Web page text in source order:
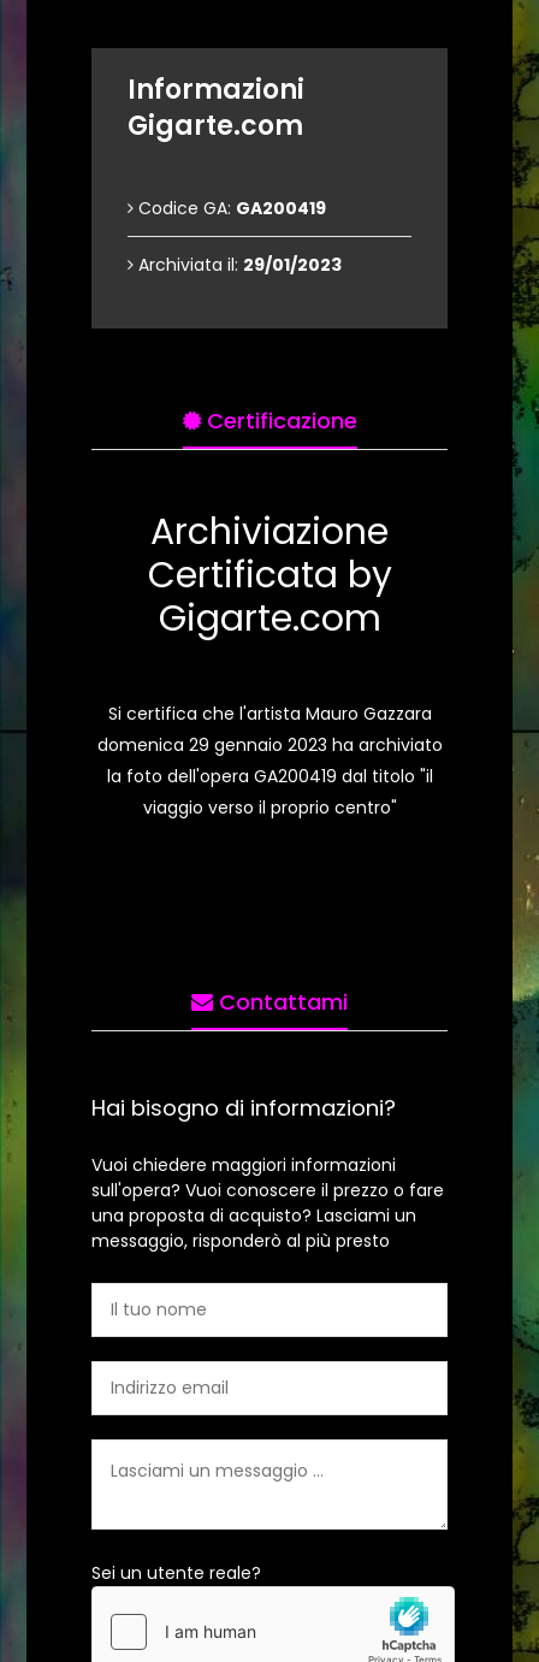
Informazioni
Gigarte.com
Codice GA: GA200419
Archiviata il: 29/01/2023
Certificazione
Archiviazione
Certificata by
Gigarte.com
Si certifica che l'artista Mauro Gazzara
domenica 29 gennaio 2023 ha archiviato
la foto dell'opera GA200419 dal titolo "il
viaggio verso il proprio centro"
Contattami
Hai bisogno di informazioni?
Vuoi chiedere maggiori informazioni
sull'opera? Vuoi conoscere il prezzo o fare
una proposta di acquisto? Lasciami un
messaggio, risponderò al più presto
Sei un utente reale?